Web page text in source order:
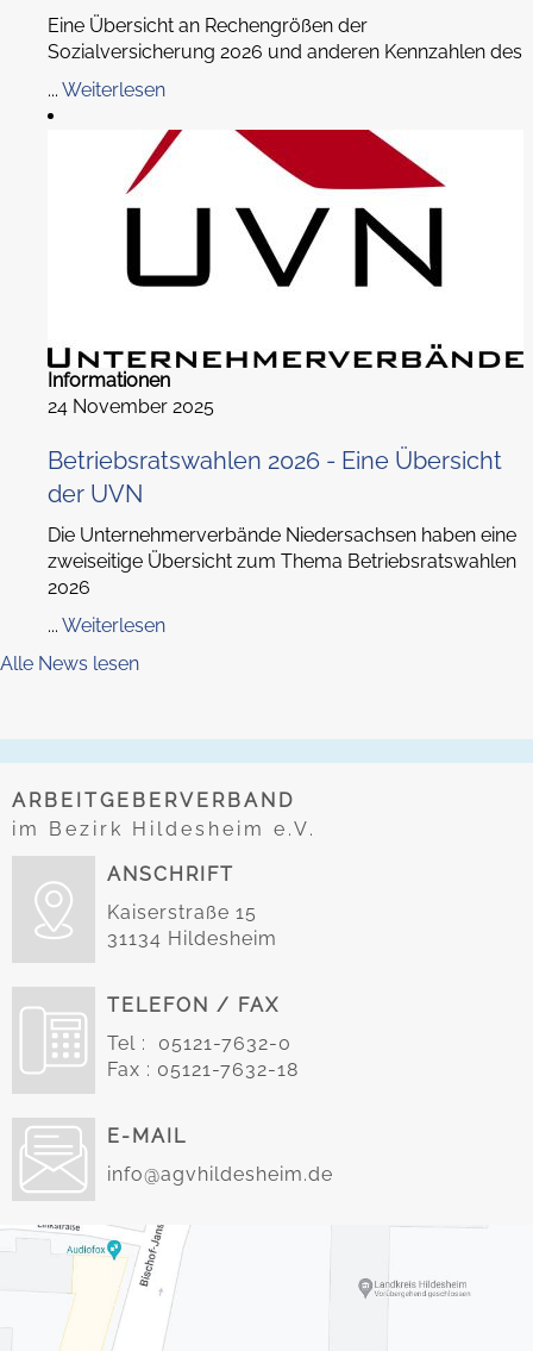
Eine Übersicht an Rechengrößen der
Sozialversicherung 2026 und anderen Kennzahlen des
... Weiterlesen
Informationen
24 November 2025
Betriebsratswahlen 2026 - Eine Übersicht
der UVN
Die Unternehmerverbände Niedersachsen haben eine
zweiseitige Übersicht zum Thema Betriebsratswahlen
2026
... Weiterlesen
Alle News lesen
ARBEITGEBERVERBAND
im Bezirk Hildesheim e.V.
ANSCHRIFT
Kaiserstraße 15
31134 Hildesheim
TELEFON / FAX
Tel : 05121-7632-0
Fax : 05121-7632-18
E-MAIL
info@agvhildesheim.de